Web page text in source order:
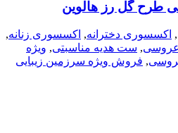
طرح گل رز هالوین
, اکسسوری دخترانه, اکسسوری زنانه,
عروسی, ست هدیه مناسبتی, ویژه
, فروش ویژه سرزمین زیبایی